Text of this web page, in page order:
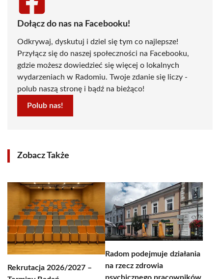
Dołącz do nas na Facebooku!
Odkrywaj, dyskutuj i dziel się tym co najlepsze!
Przyłącz się do naszej społeczności na Facebooku,
gdzie możesz dowiedzieć się więcej o lokalnych
wydarzeniach w Radomiu. Twoje zdanie się liczy -
polub naszą stronę i bądź na bieżąco!
Polub nas!
Zobacz Także
Rekrutacja 2026/2027 –
Radom podejmuje działania
na rzecz zdrowia